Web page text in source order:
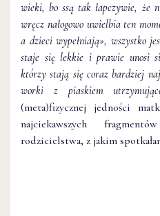
wieki, bo ssą tak łapczywie, że
wręcz nałogowo uwielbia ten
a dzieci wypełniają», wszystko
staje się lekkie i prawie unosi
którzy stają się coraz bardziej
worki z piaskiem
(meta)fizycznej jedności
najciekawszych
rodzicielstwa, z jakim